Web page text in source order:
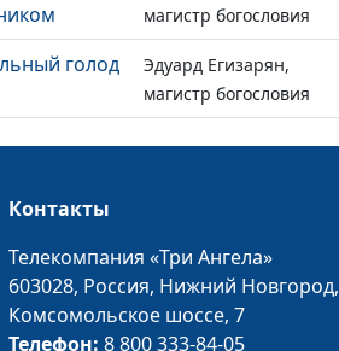
магистр богословия
голод
Эдуард Егизарян,
магистр богословия
мир
Эдуард Егизарян,
магистр богословия
Христа
Эдуард Егизарян,
магистр богословия
Контакты
Телекомпания «Три Ангела»
603028, Россия, Нижний Новгород,
Комсомольское шоссе, 7
Телефон: 8 800 333-84-05